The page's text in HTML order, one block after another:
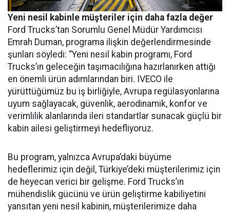
Yeni nesil kabinle müşteriler için daha fazla değer
Ford Trucks’tan Sorumlu Genel Müdür Yardımcısı
Emrah Duman, programa ilişkin değerlendirmesinde
şunları söyledi: “Yeni nesil kabin programı, Ford
Trucks’ın geleceğin taşımacılığına hazırlanırken attığı
en önemli ürün adımlarından biri. IVECO ile
yürüttüğümüz bu iş birliğiyle, Avrupa regülasyonlarına
uyum sağlayacak, güvenlik, aerodinamik, konfor ve
verimlilik alanlarında ileri standartlar sunacak güçlü bir
kabin ailesi geliştirmeyi hedefliyoruz.
Bu program, yalnızca Avrupa’daki büyüme
hedeflerimiz için değil, Türkiye’deki müşterilerimiz için
de heyecan verici bir gelişme. Ford Trucks’ın
mühendislik gücünü ve ürün geliştirme kabiliyetini
yansıtan yeni nesil kabinin, müşterilerimize daha